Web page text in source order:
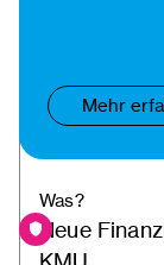
Mehr
Was?
Neue